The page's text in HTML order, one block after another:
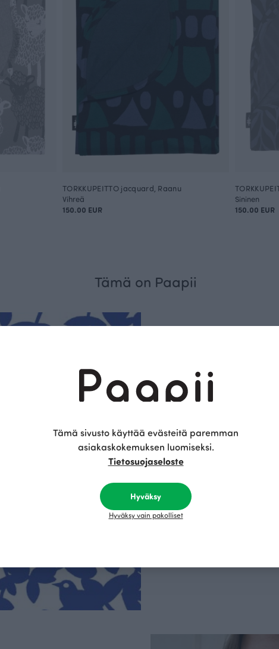
TORKKUPEITTO jacquard, Raanu
Vihreä
150.00 EUR
Sininen
150.00 EUR
Tämä on Paapii
Kestä
vyys
Olemme aidosti
kotimainen
vain GOTS- ja
luomupuuvillaa ja
kaikki vaatteet
kertoo Avainlippu-
Tämä sivusto käyttää evästeitä paremman
asiakaskokemuksen luomiseksi.
Tietosuojaseloste
Hyväksy
Hyväksy vain pakolliset